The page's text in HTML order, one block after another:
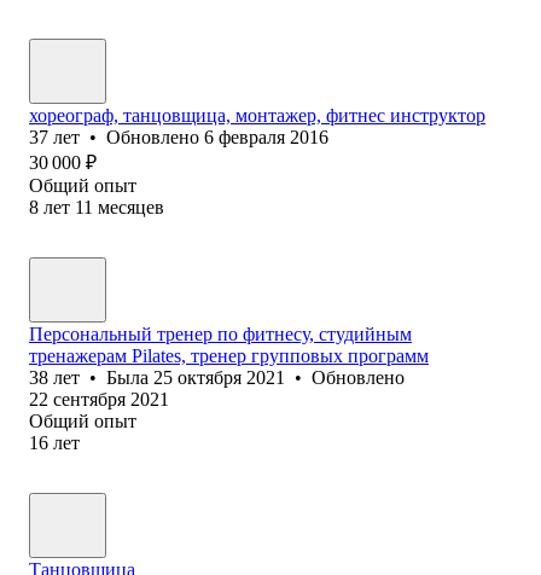
хореограф, танцовщица, монтажер, фитнес инструктор
37 лет • Обновлено 6 февраля 2016
30 000 ₽
Общий опыт
8 лет 11 месяцев
Персональный тренер по фитнесу, студийным
тренажерам Pilates, тренер групповых программ
38 лет • Была 25 октября 2021 • Обновлено
22 сентября 2021
Общий опыт
16 лет
Танцовщица